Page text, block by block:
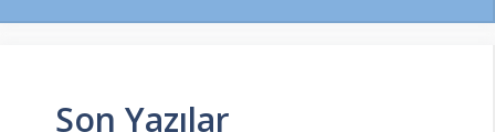
Son Yazılar